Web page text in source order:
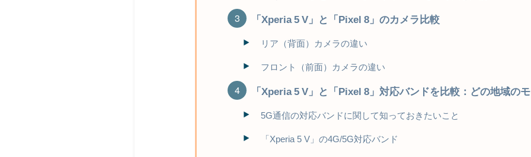
「Xperia 5 V」と「Pixel 8」のカメラ比較
リア（背面）カメラの違い
フロント（前面）カメラの違い
「Xperia 5 V」と「Pixel 8」対応バンドを比較：どの地域の
5G通信の対応バンドに関して知っておきたいこと
「Xperia 5 V」の4G/5G対応バンド